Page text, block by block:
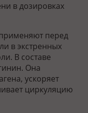
в дозировках
перед
в экстренных
В составе
Она
ускоряет
циркуляцию